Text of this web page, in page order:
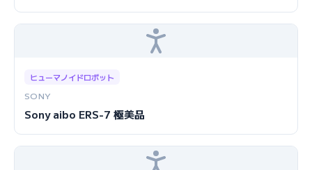
ヒューマノイドロボット
SONY
Sony aibo ERS-7 極美品